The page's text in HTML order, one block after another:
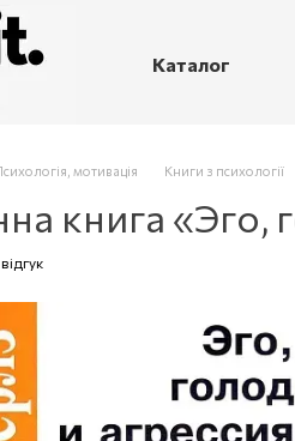
Каталог
мотивація Книги з психології
книга «Эго,